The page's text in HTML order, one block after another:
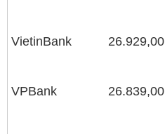
VietinBank 26.929,00
VPBank 26.839,00